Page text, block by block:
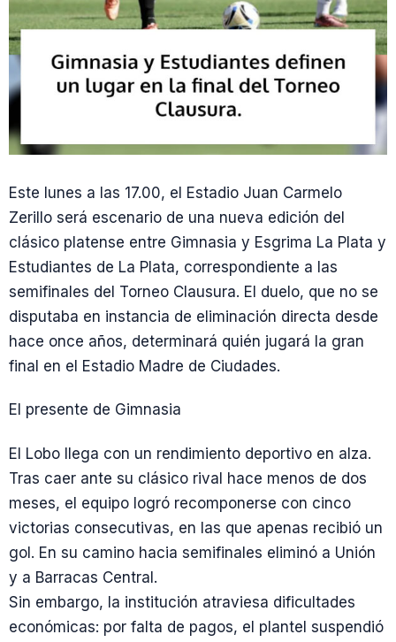
Este lunes a las 17.00, el Estadio Juan Carmelo
Zerillo será escenario de una nueva edición del
clásico platense entre Gimnasia y Esgrima La Plata y
Estudiantes de La Plata, correspondiente a las
semifinales del Torneo Clausura. El duelo, que no se
disputaba en instancia de eliminación directa desde
hace once años, determinará quién jugará la gran
final en el Estadio Madre de Ciudades.
El presente de Gimnasia
El Lobo llega con un rendimiento deportivo en alza.
Tras caer ante su clásico rival hace menos de dos
meses, el equipo logró recomponerse con cinco
victorias consecutivas, en las que apenas recibió un
gol. En su camino hacia semifinales eliminó a Unión
y a Barracas Central.
Sin embargo, la institución atraviesa dificultades
económicas: por falta de pagos, el plantel suspendió